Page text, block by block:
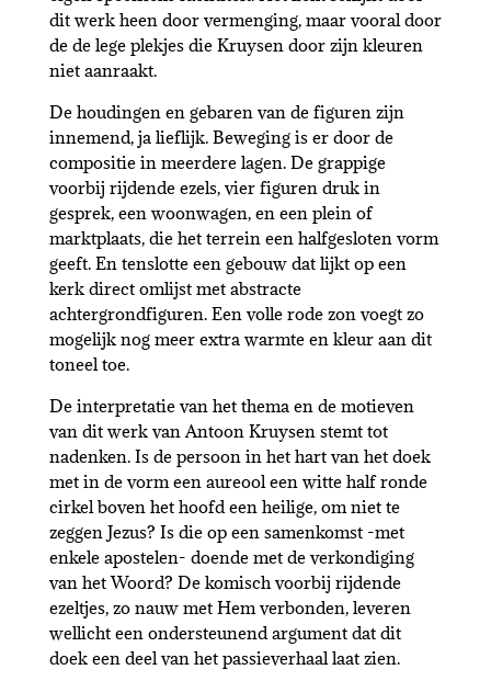
dit werk heen door vermenging, maar vooral door
de de lege plekjes die Kruysen door zijn kleuren
niet aanraakt.
De houdingen en gebaren van de figuren zijn
innemend, ja lieflijk. Beweging is er door de
compositie in meerdere lagen. De grappige
voorbij rijdende ezels, vier figuren druk in
gesprek, een woonwagen, en een plein of
marktplaats, die het terrein een halfgesloten vorm
geeft. En tenslotte een gebouw dat lijkt op een
kerk direct omlijst met abstracte
achtergrondfiguren. Een volle rode zon voegt zo
mogelijk nog meer extra warmte en kleur aan dit
toneel toe.
De interpretatie van het thema en de motieven
van dit werk van Antoon Kruysen stemt tot
nadenken. Is de persoon in het hart van het doek
met in de vorm een aureool een witte half ronde
cirkel boven het hoofd een heilige, om niet te
zeggen Jezus? Is die op een samenkomst -met
enkele apostelen- doende met de verkondiging
van het Woord? De komisch voorbij rijdende
ezeltjes, zo nauw met Hem verbonden, leveren
wellicht een ondersteunend argument dat dit
doek een deel van het passieverhaal laat zien.